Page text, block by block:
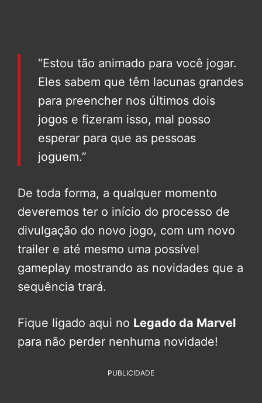
“Estou tão animado para você jogar.
Eles sabem que têm lacunas grandes
para preencher nos últimos dois
jogos e fizeram isso, mal posso
esperar para que as pessoas
joguem.”
De toda forma, a qualquer momento
deveremos ter o início do processo de
divulgação do novo jogo, com um novo
trailer e até mesmo uma possível
gameplay mostrando as novidades que a
sequência trará.
Fique ligado aqui no Legado da Marvel
para não perder nenhuma novidade!
PUBLICIDADE